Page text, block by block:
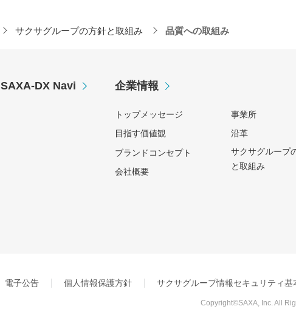
サクサグループの方針と取組み 品質への取組み
SAXA-DX Navi 企業情報
トップメッセージ
目指す価値観
ブランドコンセプト
会社概要
事業所
沿革
サクサグループ
と取組み
電子公告 個人情報保護方針 サクサグループ情報セキュリティ基
Copyright©SAXA, Inc. All